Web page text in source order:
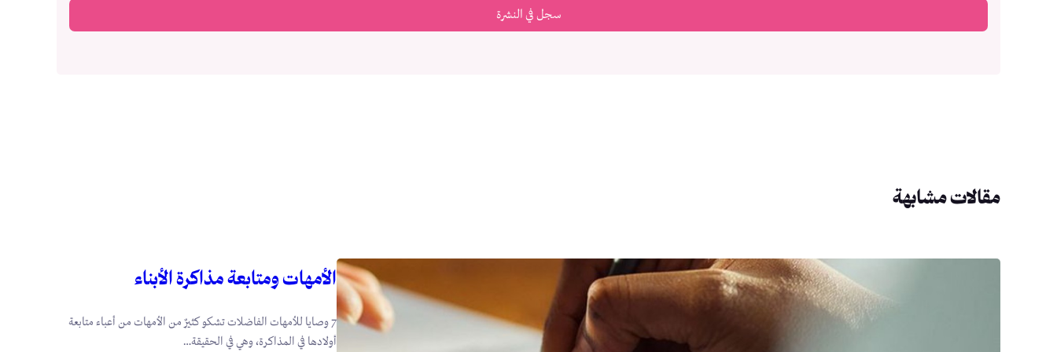
سجل في النشرة
مقالات مشابهة
الأمهات ومتابعة مذاكرة الأبناء
7 وصايا للأمهات الفاضلات تشكو كثيرٌ من الأمهات من أعباء متابعة
أولادها في المذاكرة، وهي في الحقيقة…